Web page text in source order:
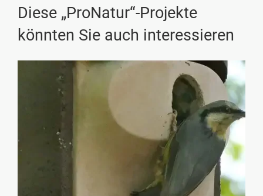
Diese „ProNatur“-Projekte
könnten Sie auch interessieren